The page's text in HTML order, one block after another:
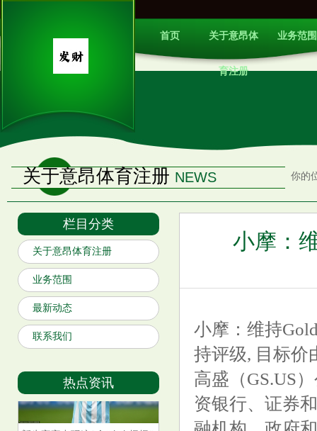
首页 关于意昂体
育注册
业务范围
关于意昂体育注册 NEWS 你的
栏目分类
关于意昂体育注册
业务范围
最新动态
联系我们
热点资讯
小摩：
小摩：维持
持评级, 目标价
高盛（GS.US
资银行、证券